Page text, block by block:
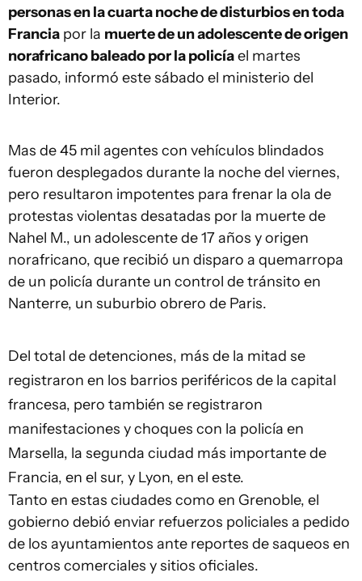
personas en la cuarta noche de disturbios en toda
Francia por la muerte de un adolescente de origen
norafricano baleado por la policíael martes
pasado, informó este sábado el ministerio del
Interior.
Mas de 45 mil agentes con vehículos blindados
fueron desplegados durante la noche del viernes,
pero resultaron impotentes para frenar la ola de
protestas violentas desatadas por la muerte de
Nahel M., un adolescente de 17 años y origen
norafricano, que recibió un disparo a quemarropa
de un policía durante un control de tránsito en
Nanterre, un suburbio obrero de Paris.
Del total de detenciones, más de la mitad se
registraron en los barrios periféricos de la capital
francesa, pero también se registraron
manifestaciones y choques con la policía en
Marsella, la segunda ciudad más importante de
Francia, en el sur, y Lyon, en el este.
Tanto en estas ciudades como en Grenoble, el
gobierno debió enviar refuerzos policiales a pedido
de los ayuntamientos ante reportes de saqueos en
centros comerciales y sitios oficiales.